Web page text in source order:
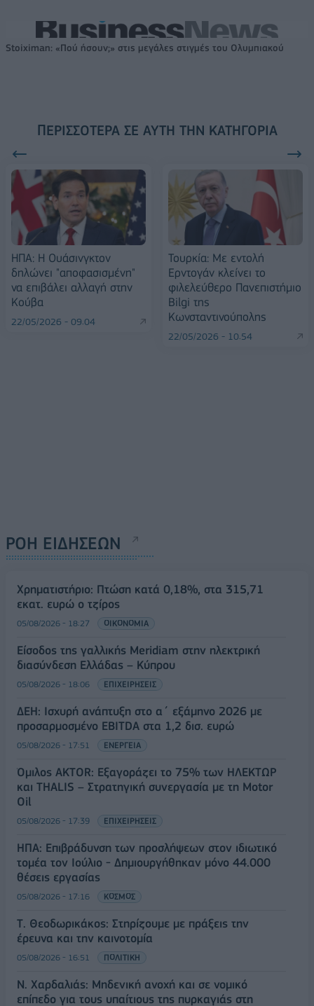
Stoiximan: «Πού ήσουν;» στις μεγάλες στιγμές του Ολυμπιακού
ΠΕΡΙΣΣΌΤΕΡΑ ΣΕ ΑΥΤΉ ΤΗΝ ΚΑΤΗΓΟΡΊΑ
ΗΠΑ: Η Ουάσινγκτον
δηλώνει "αποφασισμένη"
να επιβάλει αλλαγή στην
Κούβα
22/05/2026 - 09:04
Τουρκία: Με εντολή
Ερντογάν κλείνει το
φιλελεύθερο Πανεπιστήμιο
Bilgi της
Κωνσταντινούπολης
22/05/2026 - 10:54
ΡΟΗ ΕΙΔΗΣΕΩΝ
Χρηματιστήριο: Πτώση κατά 0,18%, στα 315,71
εκατ. ευρώ ο τζίρος
05/08/2026 - 18:27 ΟΙΚΟΝΟΜΙΑ
Είσοδος της γαλλικής Meridiam στην ηλεκτρική
διασύνδεση Ελλάδας – Κύπρου
05/08/2026 - 18:06 ΕΠΙΧΕΙΡΗΣΕΙΣ
ΔΕΗ: Ισχυρή ανάπτυξη στο α΄ εξάμηνο 2026 με
προσαρμοσμένο EBITDA στα 1,2 δισ. ευρώ
05/08/2026 - 17:51 ΕΝΕΡΓΕΙΑ
Όμιλος AKTOR: Εξαγοράζει το 75% των ΗΛΕΚΤΩΡ
και THALIS – Στρατηγική συνεργασία με τη Motor
Oil
05/08/2026 - 17:39 ΕΠΙΧΕΙΡΗΣΕΙΣ
ΗΠΑ: Επιβράδυνση των προσλήψεων στον ιδιωτικό
τομέα τον Ιούλιο - Δημιουργήθηκαν μόνο 44.000
θέσεις εργασίας
05/08/2026 - 17:16 ΚΟΣΜΟΣ
Τ. Θεοδωρικάκος: Στηρίζουμε με πράξεις την
έρευνα και την καινοτομία
05/08/2026 - 16:51 ΠΟΛΙΤΙΚΗ
Ν. Χαρδαλιάς: Μηδενική ανοχή και σε νομικό
επίπεδο για τους υπαίτιους της πυρκαγιάς στη